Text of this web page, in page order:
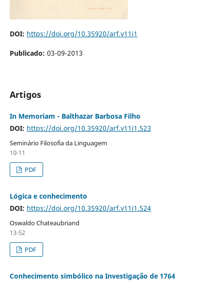
DOI: https://doi.org/10.35920/arf.v11i1
Publicado: 03-09-2013
Artigos
In Memoriam - Balthazar Barbosa Filho
DOI: https://doi.org/10.35920/arf.v11i1.523
Seminário Filosofia da Linguagem
10-11
PDF
Lógica e conhecimento
DOI: https://doi.org/10.35920/arf.v11i1.524
Oswaldo Chateaubriand
13-52
PDF
Conhecimento simbólico na Investigação de 1764